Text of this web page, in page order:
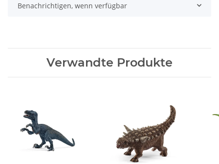
Benachrichtigen, wenn verfügbar
Verwandte Produkte